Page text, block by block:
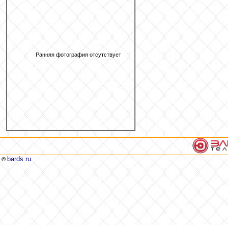
Ранняя фотография отсутствует
© bards.ru